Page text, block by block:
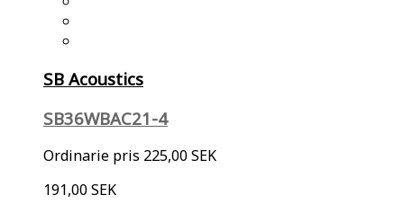
SB Acoustics
SB36WBAC21-4
Ordinarie pris 225,00 SEK
191,00 SEK